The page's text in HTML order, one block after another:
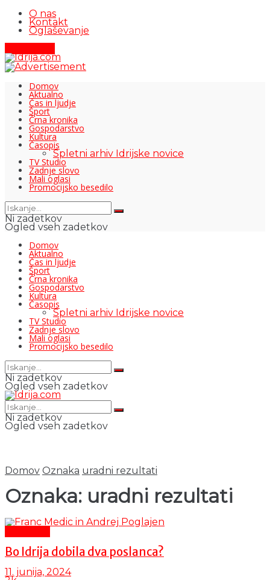
O nas
Kontakt
Oglaševanje
Domov
Aktualno
Čas in ljudje
Šport
Črna kronika
Gospodarstvo
Kultura
Časopis
Spletni arhiv Idrijske novice
TV Studio
Zadnje slovo
Mali oglasi
Promocijsko besedilo
Ni zadetkov
Ogled vseh zadetkov
Domov
Aktualno
Čas in ljudje
Šport
Črna kronika
Gospodarstvo
Kultura
Časopis
Spletni arhiv Idrijske novice
TV Studio
Zadnje slovo
Mali oglasi
Promocijsko besedilo
Ni zadetkov
Ogled vseh zadetkov
Ni zadetkov
Ogled vseh zadetkov
Domov Oznaka uradni rezultati
Oznaka: uradni rezultati
Bo Idrija dobila dva poslanca?
11. junija, 2024